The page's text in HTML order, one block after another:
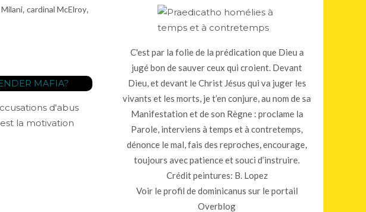
, cardinal McElroy,
d'abus
la motivation
C'est par la folie de la prédication que Dieu a
jugé bon de sauver ceux qui croient. Devant
Dieu, et devant le Christ Jésus qui va juger les
vivants et les morts, je t’en conjure, au nom de sa
Manifestation et de son Règne : proclame la
Parole, interviens à temps et à contretemps,
dénonce le mal, fais des reproches, encourage,
toujours avec patience et souci d’instruire.
Crédit peintures: B. Lopez
Voir le profil dedominicanus sur le portail
Overblog